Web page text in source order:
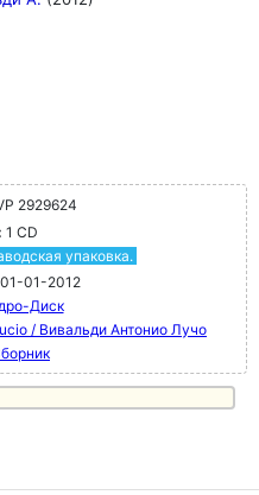
2929624
1 CD
упаковка.
01-01-2012
Диск
/ Вивальди Антонио Лучо